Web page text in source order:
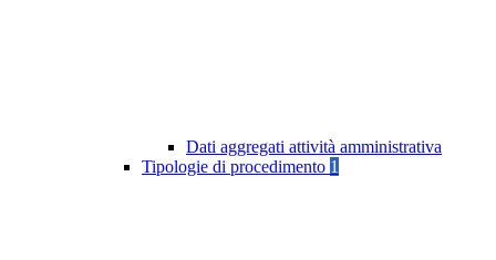
Dati aggregati attività amministrativa
Tipologie di procedimento 1